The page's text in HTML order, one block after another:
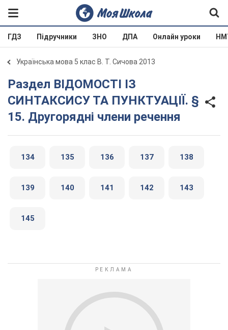
ГДЗ Підручники ЗНО ДПА Онлайн уроки
Українська мова 5 клас В. Т. Сичова 2013
Раздел ВІДОМОСТІ ІЗ
СИНТАКСИСУ ТА ПУНКТУАЦІЇ. §
15. Другорядні члени речення
134 135 136 137 138
139 140 141 142 143
145